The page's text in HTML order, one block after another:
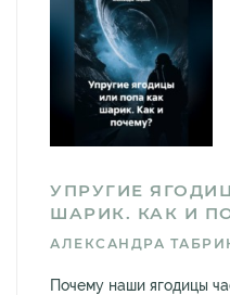
УПРУГИЕ
ШАРИК. КАК И
АЛЕКСАНДРА
Почему наши ягодицы